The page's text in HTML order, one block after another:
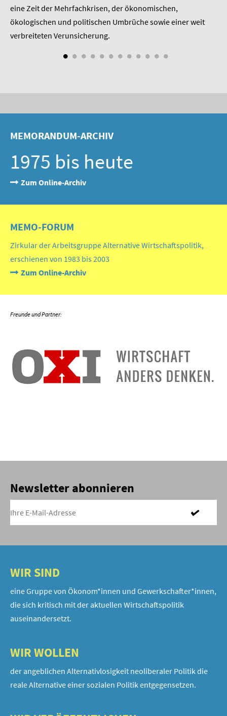
eine Zeit der Mehrfachkrisen, der ökonomischen,
ökologischen und politischen Umbrüche sowie einer weit
verbreiteten Verunsicherung.
MEMORANDUM-ARCHIV
1975 bis heute
Zum Online-Archiv
MEMO-FORUM
Zirkular der Arbeitsgruppe Alternative Wirtschaftspolitik,
erschienen von 1983 bis 2003
Zum Online-Archiv
Newsletter abonnieren
WIR SIND
eine Gruppe von Ökonom*innen und Gewerkschafter*innen,
die sich kritisch mit der aktuellen Wirtschaftspolitik
auseinandersetzt.
WIR WOLLEN
der angeblichen Alternativlosigkeit neoliberaler Politik die
reale Alternative einer sozialen Politik entgegensetzen.